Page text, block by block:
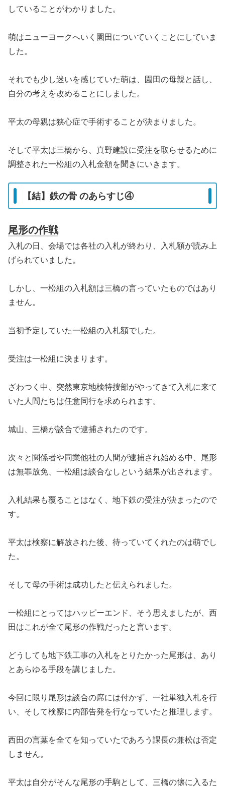
していることがわかりました。
萌はニューヨークへいく園田についていくことにしていま
した。
それでも少し迷いを感じていた萌は、園田の母親と話し、
自分の考えを改めることにしました。
平太の母親は狭心症で手術することが決まりました。
そして平太は三橋から、真野建設に受注を取らせるために
調整された一松組の入札金額を聞きにいきます。
【結】鉄の骨 のあらすじ④
尾形の作戦
入札の日、会場では各社の入札が終わり、入札額が読み上
げられていました。
しかし、一松組の入札額は三橋の言っていたものではあり
ません。
当初予定していた一松組の入札額でした。
受注は一松組に決まります。
ざわつく中、突然東京地検特捜部がやってきて入札に来て
いた人間たちは任意同行を求められます。
城山、三橋が談合で逮捕されたのです。
次々と関係者や同業他社の人間が逮捕され始める中、尾形
は無罪放免、一松組は談合なしという結果が出されます。
入札結果も覆ることはなく、地下鉄の受注が決まったので
す。
平太は検察に解放された後、待っていてくれたのは萌でし
た。
そして母の手術は成功したと伝えられました。
一松組にとってはハッピーエンド、そう思えましたが、西
田はこれが全て尾形の作戦だったと言います。
どうしても地下鉄工事の入札をとりたかった尾形は、あり
とあらゆる手段を講じました。
今回に限り尾形は談合の席には付かず、一社単独入札を行
い、そして検察に内部告発を行なっていたと推理します。
西田の言葉を全てを知っていたであろう課長の兼松は否定
しません。
平太は自分がそんな尾形の手駒として、三橋の懐に入るた